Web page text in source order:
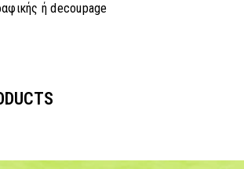
ή decoupage